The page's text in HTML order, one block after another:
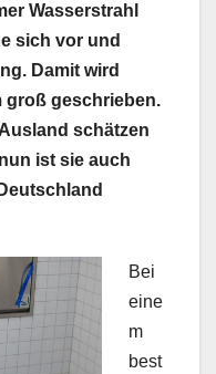
Wasserstrahl
sich vor und
Damit wird
groß geschrieben.
schätzen
ist sie auch
Bei
eine
m
best